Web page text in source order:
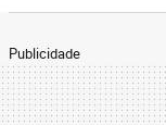
Publicidade